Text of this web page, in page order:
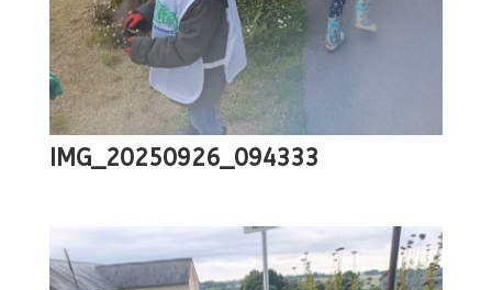
IMG_20250926_094333